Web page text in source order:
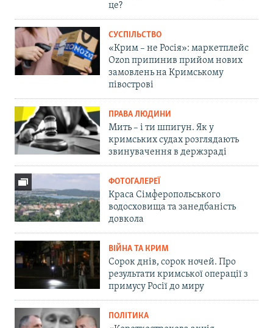
це?
СУСПІЛЬСТВО
«Крим – не Росія»: маркетплейс
Ozon припинив прийом нових
замовлень на Кримському
півострові
ПРАВА ЛЮДИНИ
Мить – і ти шпигун. Як у
кримських судах розглядають
звинувачення в держзраді
ФОТОГАЛЕРЕЇ
Краса Сімферопольського
водосховища та занедбаність
довкола
ВІЙНА ТА КРИМ
Сорок днів, сорок ночей. Про
результати кримської операції з
примусу Росії до миру
ПОЛІТИКА